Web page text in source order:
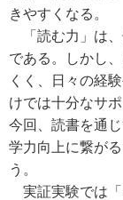
きやすくなる。
「読む力」は、
である。しかし
くく、日々の経
けでは十分なサ
今回、読書を通
学力向上に繋が
う。
実証実験では「